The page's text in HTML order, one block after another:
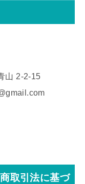
山 2-2-15
取引法に基づ